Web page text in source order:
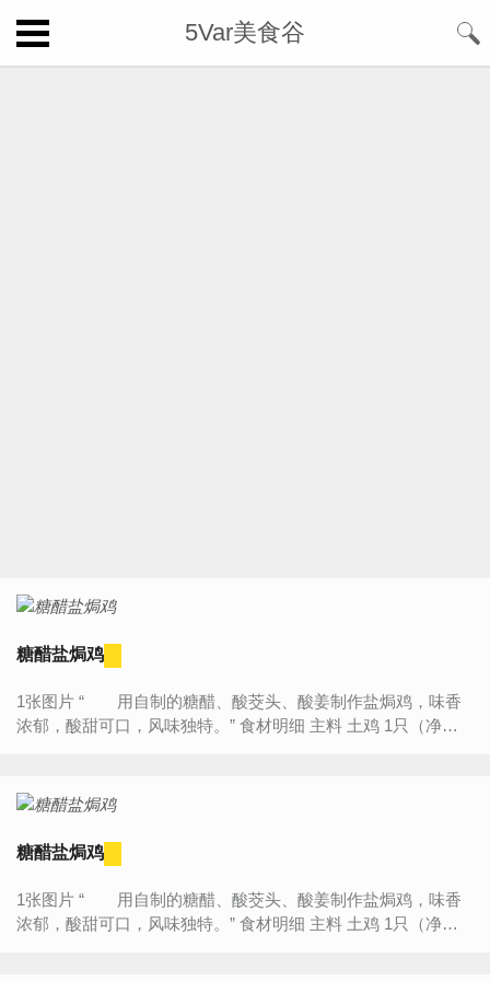
5Var美食谷
糖醋盐焗鸡
1张图片 “ 用自制的糖醋、酸茭头、酸姜制作盐焗鸡，味香
浓郁，酸甜可口，风味独特。” 食材明细 主料 土鸡 1只（净重
糖醋盐焗鸡
1张图片 “ 用自制的糖醋、酸茭头、酸姜制作盐焗鸡，味香
浓郁，酸甜可口，风味独特。” 食材明细 主料 土鸡 1只（净重